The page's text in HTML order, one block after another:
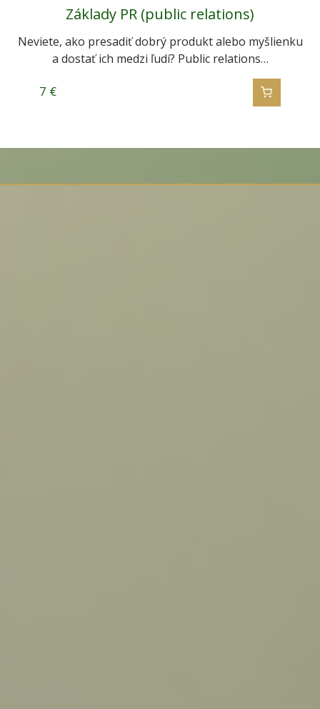
Základy PR (public relations)
Neviete, ako presadiť dobrý produkt alebo myšlienku
a dostať ich medzi ľudí? Public relations…
7 €